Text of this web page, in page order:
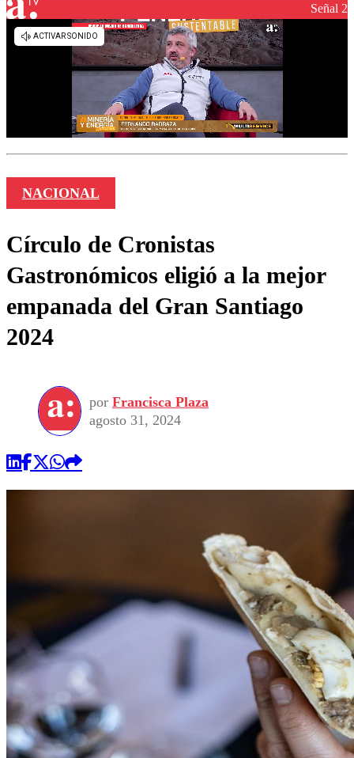
Señal 2
NACIONAL
Círculo de Cronistas
Gastronómicos eligió a la mejor
empanada del Gran Santiago
2024
por Francisca Plaza
agosto 31, 2024